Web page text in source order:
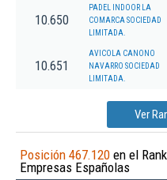
10.650
PADEL INDOOR LA
COMARCA SOCIEDAD
LIMITADA.
10.651
AVICOLA CANONO
NAVARRO SOCIEDAD
LIMITADA.
Ver
Posición 467.120 en el
Empresas Españolas